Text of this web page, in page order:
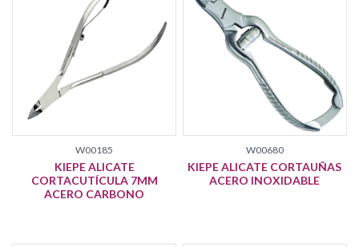
W00185
KIEPE ALICATE
CORTACUTÍCULA 7MM
ACERO CARBONO
W00680
KIEPE ALICATE CORTAUÑAS
ACERO INOXIDABLE